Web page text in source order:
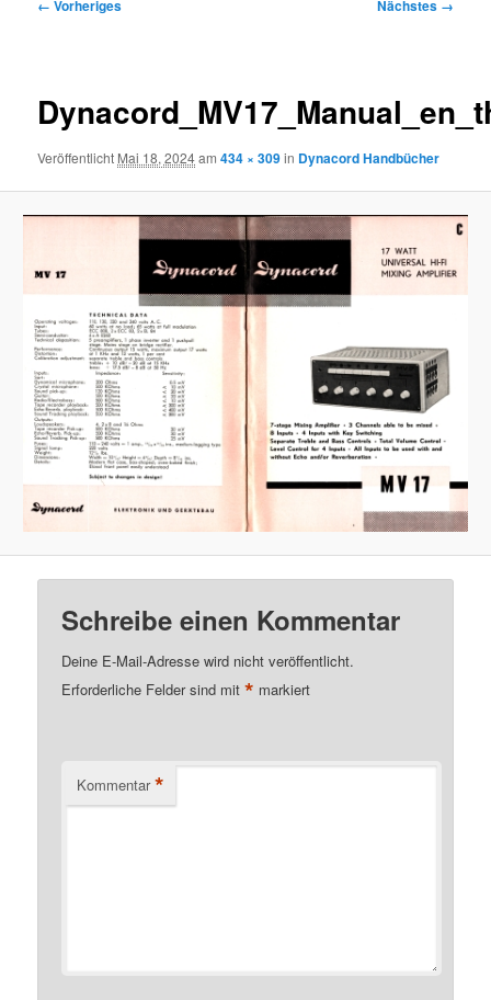
← Vorheriges Nächstes →
Veröffentlicht Mai 18, 2024am434 × 309in Dynacord Handbücher
Schreibe einen Kommentar
Deine E-Mail-Adresse wird nicht veröffentlicht.
Erforderliche Felder sind mit* markiert
Kommentar *